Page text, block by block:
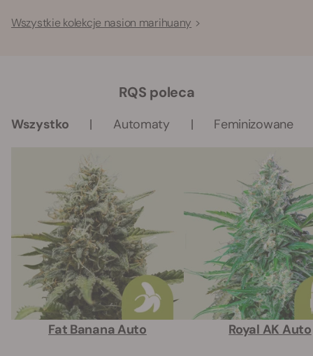
Wszystkie kolekcje nasion marihuany
RQS poleca
Wszystko Automaty Feminizowane
Fat Banana Auto Royal AK Auto